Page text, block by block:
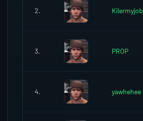
2. Kilermyjob
3. PROP
4. yawhehee